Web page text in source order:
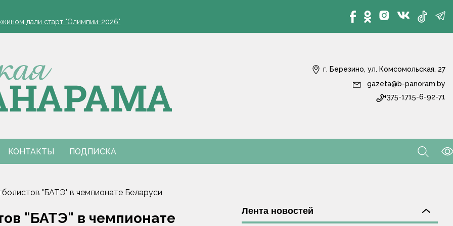
Минобразования об изменениях в школьном питании
дали старт "Олимпии-2026"
непогоды устраняют в Гомельской и Витебской областях
10
в Торонто
Минобразования об изменениях в школьном питании
дали старт "Олимпии-2026"
непогоды устраняют в Гомельской и Витебской областях
10
в Торонто
г. Березино, ул. Комсомольская, 27
gazeta@b-panoram.by
+375-1715-6-92-71
КОНТАКТЫ ПОДПИСКА
"БАТЭ" в чемпионате Беларуси
"БАТЭ" в чемпионате
Лента новостей